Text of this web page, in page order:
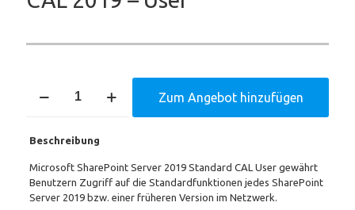
Server
2019
User
Menge
Zum Angebot hinzufügen
Beschreibung
Microsoft SharePoint Server 2019 Standard CAL User gewährt
Benutzern Zugriff auf die Standardfunktionen jedes SharePoint
Server 2019 bzw. einer früheren Version im Netzwerk.